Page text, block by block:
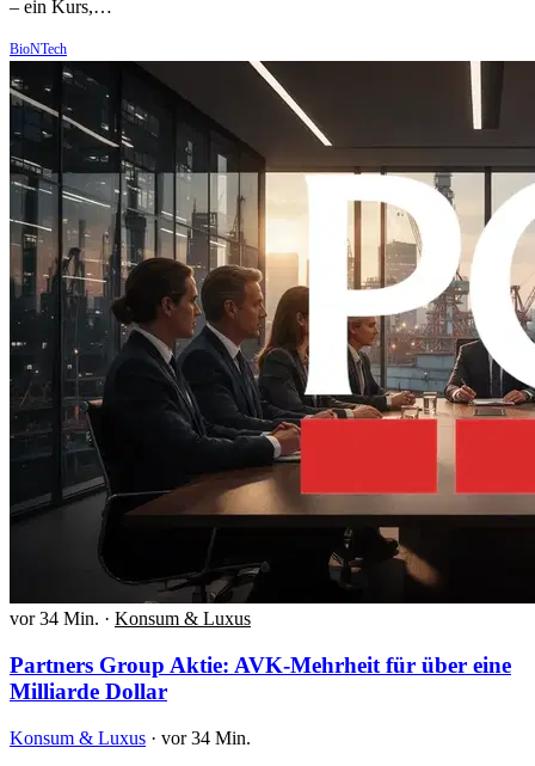
– ein Kurs,…
BioNTech
vor 34 Min. · Konsum & Luxus
Partners Group Aktie: AVK-Mehrheit für über eine
Milliarde Dollar
Konsum & Luxus · vor 34 Min.